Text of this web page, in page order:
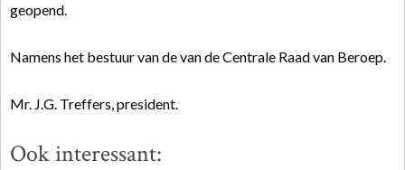
geopend.
Namens het bestuur van de van de Centrale Raad van Beroep.
Mr. J.G. Treffers, president.
Ook interessant: